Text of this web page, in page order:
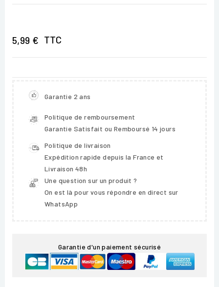
5,99 € TTC
Garantie 2 ans
Politique de remboursement
Garantie Satisfait ou Remboursé 14 jours
Politique de livraison
Expédition rapide depuis la France et
Livraison 48h
Une question sur un produit ?
On est là pour vous répondre en direct sur
WhatsApp
Garantie d'un paiement sécurisé